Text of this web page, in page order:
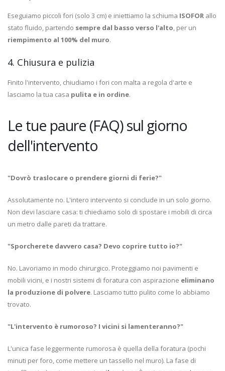
Eseguiamo piccoli fori (solo 3 cm) e iniettiamo la schiuma ISOFOR allo
stato fluido, partendo sempre dal basso verso l'alto, per un
riempimento al 100% del muro.
4. Chiusura e pulizia
Finito l'intervento, chiudiamo i fori con malta a regola d'arte e
lasciamo la tua casa pulita e in ordine.
Le tue paure (FAQ) sul giorno
dell'intervento
"Dovrò traslocare o prendere giorni di ferie?"
Assolutamente no. L'intero intervento si conclude in un solo giorno.
Non devi lasciare casa: ti chiediamo solo di spostare i mobili di circa
un metro dalle pareti da trattare.
"Sporcherete davvero casa? Devo coprire tutto io?"
No. Lavoriamo in modo chirurgico. Proteggiamo noi pavimenti e
mobili vicini, e i nostri sistemi di foratura con aspirazione eliminano
la produzione di polvere. Lasciamo tutto pulito come lo abbiamo
trovato.
"L'intervento è rumoroso? I vicini si lamenteranno?"
L'unica fase leggermente rumorosa è quella della foratura (pochi
minuti per foro, come mettere un tassello nel muro). La fase di